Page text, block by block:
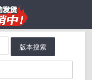
版本搜索